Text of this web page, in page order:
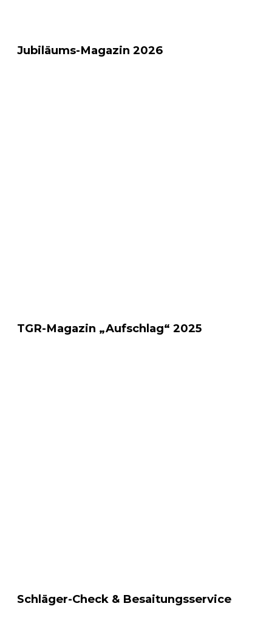
Jubiläums-Magazin 2026
TGR-Magazin „Aufschlag“ 2025
Schläger-Check & Besaitungsservice